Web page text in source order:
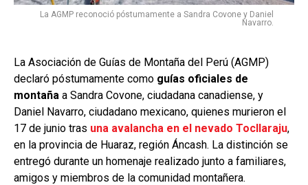
La AGMP reconoció póstumamente a Sandra Covone y Daniel
Navarro.
La Asociación de Guías de Montaña del Perú (AGMP)
declaró póstumamente como guías oficiales de
montaña a Sandra Covone, ciudadana canadiense, y
Daniel Navarro, ciudadano mexicano, quienes murieron el
17 de junio tras una avalancha en el nevado Tocllaraju,
en la provincia de Huaraz, región Áncash. La distinción se
entregó durante un homenaje realizado junto a familiares,
amigos y miembros de la comunidad montañera.